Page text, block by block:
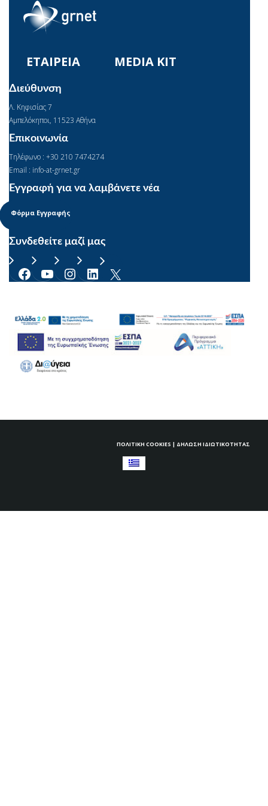
ΕΤΑΙΡΕΙΑ MEDIA KIT
Διεύθυνση
Λ. Κηφισίας 7
Αμπελόκηποι, 11523 Αθήνα
Επικοινωνία
Τηλέφωνο : +30 210 7474274
Email : info-at-grnet.gr
Εγγραφή για να λαμβάνετε νέα
Φόρμα Εγγραφής
Συνδεθείτε μαζί μας
Facebook YouTube Instagram Linkedin
ΠΟΛΙΤΙΚΉ COOKIES | ΔΉΛΩΣΗ ΙΔΙΩΤΙΚΌΤΗΤΑΣ